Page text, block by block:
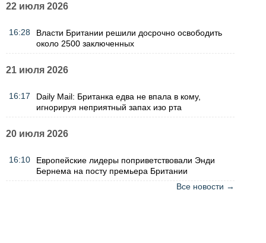
22 июля 2026
16:28
Власти Британии решили досрочно освободить
около 2500 заключенных
21 июля 2026
16:17
Daily Mail: Британка едва не впала в кому,
игнорируя неприятный запах изо рта
20 июля 2026
16:10
Европейские лидеры поприветствовали Энди
Бернема на посту премьера Британии
Все новости →